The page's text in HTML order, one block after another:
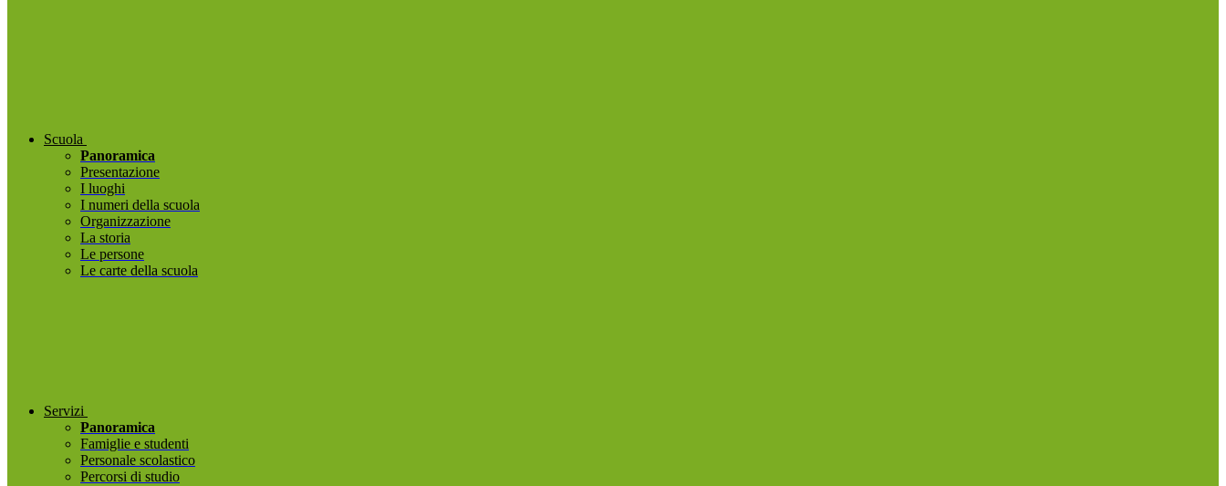
Scuola
Panoramica
Presentazione
I luoghi
I numeri della scuola
Organizzazione
La storia
Le persone
Le carte della scuola
Servizi
Panoramica
Famiglie e studenti
Personale scolastico
Percorsi di studio